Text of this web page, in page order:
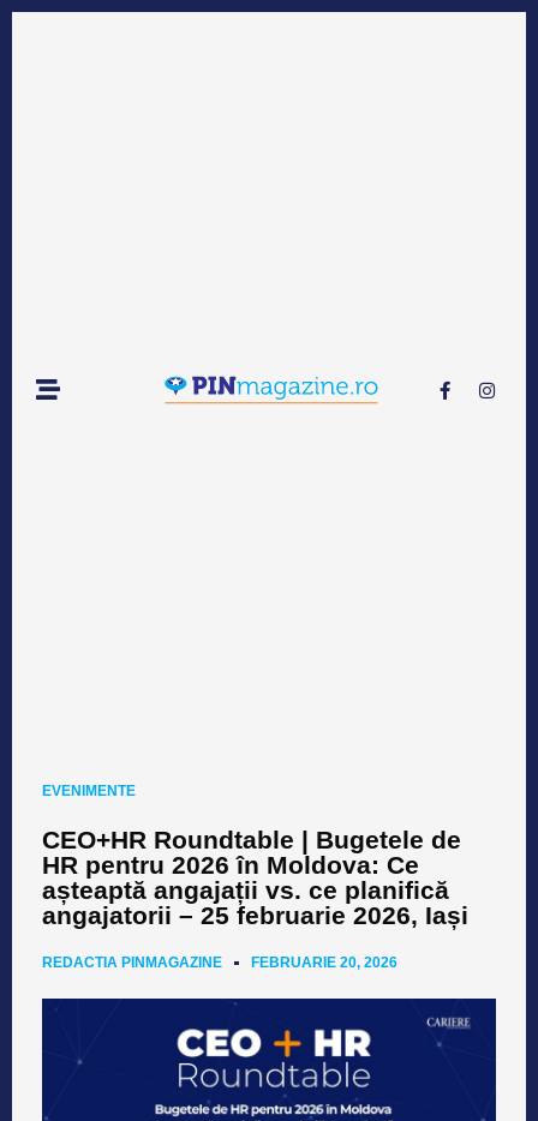
EVENIMENTE
CEO+HR Roundtable | Bugetele de
HR pentru 2026 în Moldova: Ce
așteaptă angajații vs. ce planifică
angajatorii – 25 februarie 2026, Iași
REDACTIA PINMAGAZINE FEBRUARIE 20, 2026